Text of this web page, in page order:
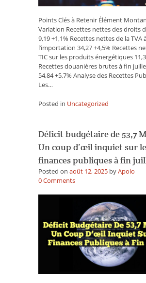
juillet
!
Points Clés à Retenir Élément
Variation Recettes nettes des droits
9,19 +1,1% Recettes nettes de la TVA
l’importation 34,27 +4,5% Recettes
TIC sur les produits énergétiques
Recettes douanières brutes à fin
54,84 +5,7% Analyse des Recettes
Les…
Posted in Uncategorized
Déficit budgétaire de 53,7
Un coup d’œil inquiet sur
finances publiques à fin
Posted on août 12, 2025 byApolo
0Commentson
53,7
MMDH
:
Un
coup